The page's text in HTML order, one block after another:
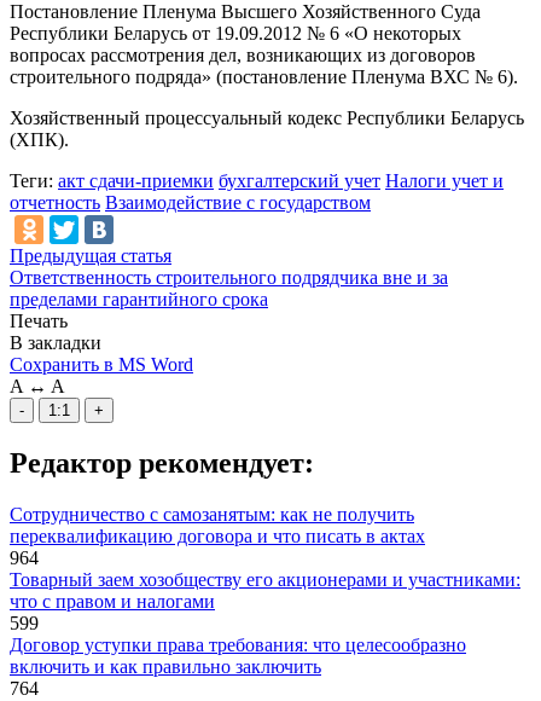
Постановление Пленума Высшего Хозяйственного Суда
Республики Беларусь от 19.09.2012 № 6 «О некоторых
вопросах рассмотрения дел, возникающих из договоров
строительного подряда» (постановление Пленума ВХС № 6).
Хозяйственный процессуальный кодекс Республики Беларусь
(ХПК).
Теги: акт сдачи-приемки бухгалтерский учет Налоги учет и
отчетность Взаимодействие с государством
Предыдущая статья
Ответственность строительного подрядчика вне и за
пределами гарантийного срока
Печать
В закладки
Сохранить в MS Word
A ↔ A
- 1:1 +
Редактор рекомендует:
Сотрудничество с самозанятым: как не получить
переквалификацию договора и что писать в актах
964
Товарный заем хозобществу его акционерами и участниками:
что с правом и налогами
599
Договор уступки права требования: что целесообразно
включить и как правильно заключить
764